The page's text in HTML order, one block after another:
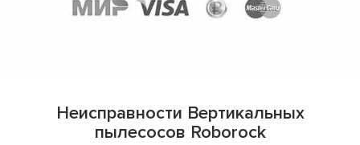
Неисправности Вертикальных
пылесосов Roborock